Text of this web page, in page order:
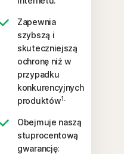
Zapewnia
szybszą i
skuteczniejszą
ochronę niż w
przypadku
konkurencyjnych
produktów1.
Obejmuje naszą
stuprocentową
gwarancję: